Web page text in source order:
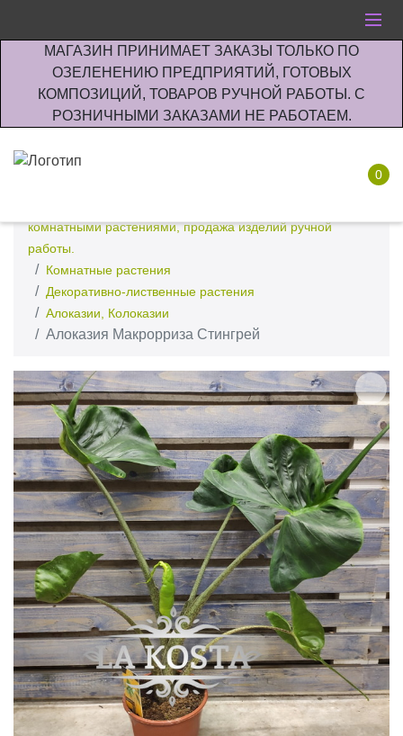
МАГАЗИН ПРИНИМАЕТ ЗАКАЗЫ ТОЛЬКО ПО
ОЗЕЛЕНЕНИЮ ПРЕДПРИЯТИЙ, ГОТОВЫХ
КОМПОЗИЦИЙ, ТОВАРОВ РУЧНОЙ РАБОТЫ. С
РОЗНИЧНЫМИ ЗАКАЗАМИ НЕ РАБОТАЕМ.
0
комнатными растениями, продажа изделий ручной
работы.
Комнатные растения
Декоративно-лиственные растения
Алоказии, Колоказии
Алоказия Макрорриза Стингрей